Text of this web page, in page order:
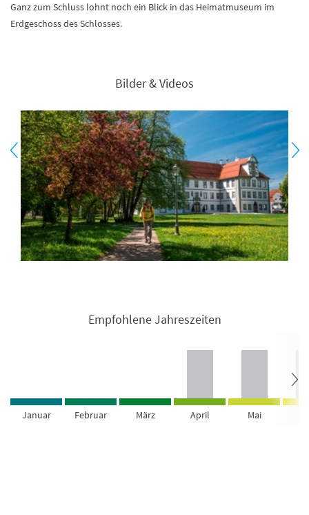
Ganz zum Schluss lohnt noch ein Blick in das Heimatmuseum im
Erdgeschoss des Schlosses.
Bilder & Videos
Empfohlene Jahreszeiten
Januar Februar März April Mai